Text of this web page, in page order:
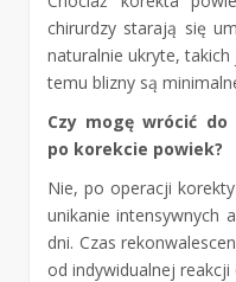
chirurdzy starają się
naturalnie ukryte,
temu blizny są
Czy mogę wrócić
po korekcie powiek?
Nie, po operacji
unikanie intensywnych
dni. Czas
od indywidualnej